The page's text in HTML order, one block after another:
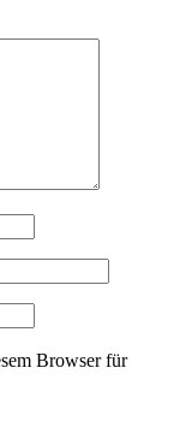
Browser für